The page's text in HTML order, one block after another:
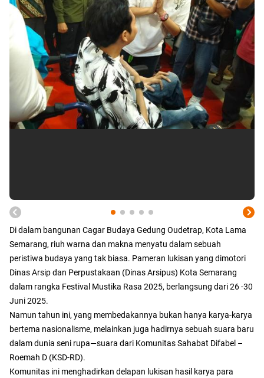
Di dalam bangunan Cagar Budaya Gedung Oudetrap, Kota Lama
Semarang, riuh warna dan makna menyatu dalam sebuah
peristiwa budaya yang tak biasa. Pameran lukisan yang dimotori
Dinas Arsip dan Perpustakaan (Dinas Arsipus) Kota Semarang
dalam rangka Festival Mustika Rasa 2025, berlangsung dari 26 -30
Juni 2025.
Namun tahun ini, yang membedakannya bukan hanya karya-karya
bertema nasionalisme, melainkan juga hadirnya sebuah suara baru
dalam dunia seni rupa—suara dari Komunitas Sahabat Difabel –
Roemah D (KSD-RD).
Komunitas ini menghadirkan delapan lukisan hasil karya para